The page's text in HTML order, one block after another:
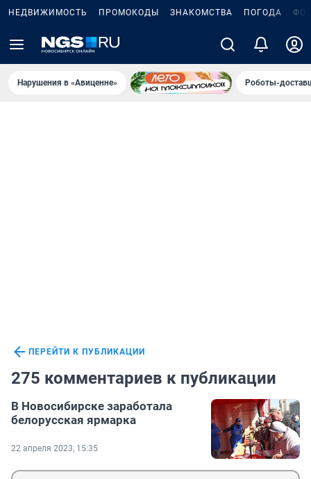
НЕДВИЖИМОСТЬ ПРОМОКОДЫ ЗНАКОМСТВА ПОГОДА
Нарушения в «Авиценне» Роботы-
ПЕРЕЙТИ К ПУБЛИКАЦИИ
275 комментариев к публикации
В Новосибирске заработала
белорусская ярмарка
22 апреля 2023, 15:35